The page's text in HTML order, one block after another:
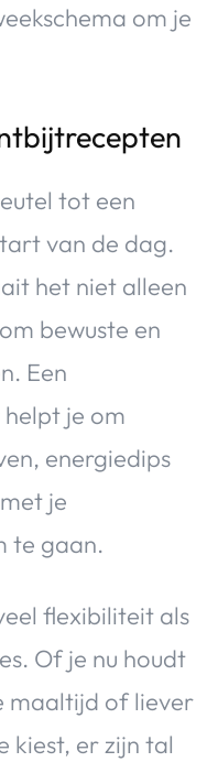
om je
tot een
van de dag.
het niet alleen
bewuste en
Een
je om
energiedips
je
te gaan.
flexibiliteit als
Of je nu houdt
maaltijd of liever
kiest, er zijn tal